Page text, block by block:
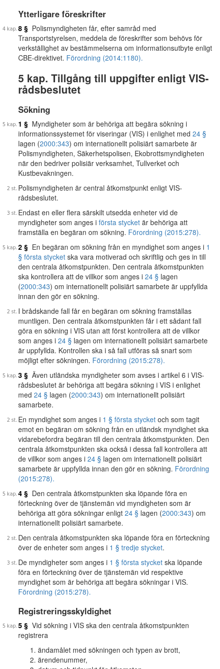
Ytterligare föreskrifter
8 § Polismyndigheten får, efter samråd med
Transportstyrelsen, meddela de föreskrifter som behövs för
verkställighet av bestämmelserna om informationsutbyte enligt
CBE-direktivet. Förordning (2014:1180).
5 kap. Tillgång till uppgifter enligt VIS-
rådsbeslutet
Sökning
1 § Myndigheter som är behöriga att begära sökning i
informationssystemet för viseringar (VIS) i enlighet med 24 §
lagen (2000:343) om internationellt polisiärt samarbete är
Polismyndigheten, Säkerhetspolisen, Ekobrottsmyndigheten
när den bedriver polisiär verksamhet, Tullverket och
Kustbevakningen.
Polismyndigheten är central åtkomstpunkt enligt VIS-
rådsbeslutet.
Endast en eller flera särskilt utsedda enheter vid de
myndigheter som anges i första stycket är behöriga att
framställa en begäran om sökning. Förordning (2015:278).
2 § En begäran om sökning från en myndighet som anges i 1
§ första stycket ska vara motiverad och skriftlig och ges in till
den centrala åtkomstpunkten. Den centrala åtkomstpunkten
ska kontrollera att de villkor som anges i 24 § lagen
(2000:343) om internationellt polisiärt samarbete är uppfyllda
innan den gör en sökning.
I brådskande fall får en begäran om sökning framställas
muntligen. Den centrala åtkomstpunkten får i ett sådant fall
göra en sökning i VIS utan att först kontrollera att de villkor
som anges i 24 § lagen om internationellt polisiärt samarbete
är uppfyllda. Kontrollen ska i så fall utföras så snart som
möjligt efter sökningen. Förordning (2015:278).
3 § Även utländska myndigheter som avses i artikel 6 i VIS-
rådsbeslutet är behöriga att begära sökning i VIS i enlighet
med 24 § lagen (2000:343) om internationellt polisiärt
samarbete.
En myndighet som anges i 1 § första stycket och som tagit
emot en begäran om sökning från en utländsk myndighet ska
vidarebefordra begäran till den centrala åtkomstpunkten. Den
centrala åtkomstpunkten ska också i dessa fall kontrollera att
de villkor som anges i 24 § lagen om internationellt polisiärt
samarbete är uppfyllda innan den gör en sökning. Förordning
(2015:278).
4 § Den centrala åtkomstpunkten ska löpande föra en
förteckning över de tjänstemän vid myndigheten som är
behöriga att göra sökningar enligt 24 § lagen (2000:343) om
internationellt polisiärt samarbete.
Den centrala åtkomstpunkten ska löpande föra en förteckning
över de enheter som anges i 1 § tredje stycket.
De myndigheter som anges i 1 § första stycket ska löpande
föra en förteckning över de tjänstemän vid respektive
myndighet som är behöriga att begära sökningar i VIS.
Förordning (2015:278).
Registreringsskyldighet
5 § Vid sökning i VIS ska den centrala åtkomstpunkten
registrera
ändamålet med sökningen och typen av brott,
ärendenummer,